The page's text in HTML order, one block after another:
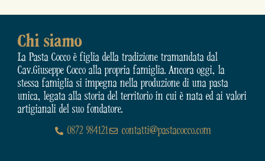
Chi siamo
La Pasta Cocco è figlia della tradizione tramandata dal
Cav.Giuseppe Cocco alla propria famiglia. Ancora oggi, la
stessa famiglia si impegna nella produzione di una pasta
unica, legata alla storia del territorio in cui è nata ed ai valori
artigianali del suo fondatore.
0872 984121
contatti@pastacocco.com